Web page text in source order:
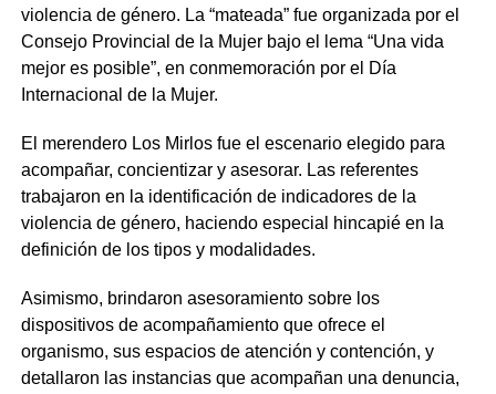
violencia de género. La “mateada” fue organizada por el
Consejo Provincial de la Mujer bajo el lema “Una vida
mejor es posible”, en conmemoración por el Día
Internacional de la Mujer.
El merendero Los Mirlos fue el escenario elegido para
acompañar, concientizar y asesorar. Las referentes
trabajaron en la identificación de indicadores de la
violencia de género, haciendo especial hincapié en la
definición de los tipos y modalidades.
Asimismo, brindaron asesoramiento sobre los
dispositivos de acompañamiento que ofrece el
organismo, sus espacios de atención y contención, y
detallaron las instancias que acompañan una denuncia,